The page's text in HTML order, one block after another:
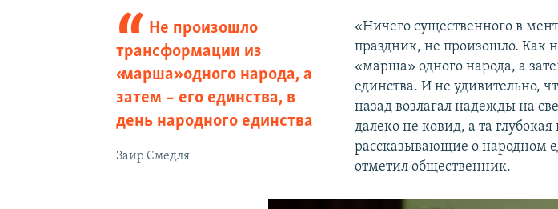
Не произошло
трансформации из
«марша» одного народа, а
затем – его единства, в
день народного единства
Заир Смедля
«Ничего существенного в
праздник, не произошло. Как
«марша» одного народа, а
единства. И не удивительно,
назад возлагал надежды на
далеко не ковид, а та
рассказывающие о народном
отметил общественник.